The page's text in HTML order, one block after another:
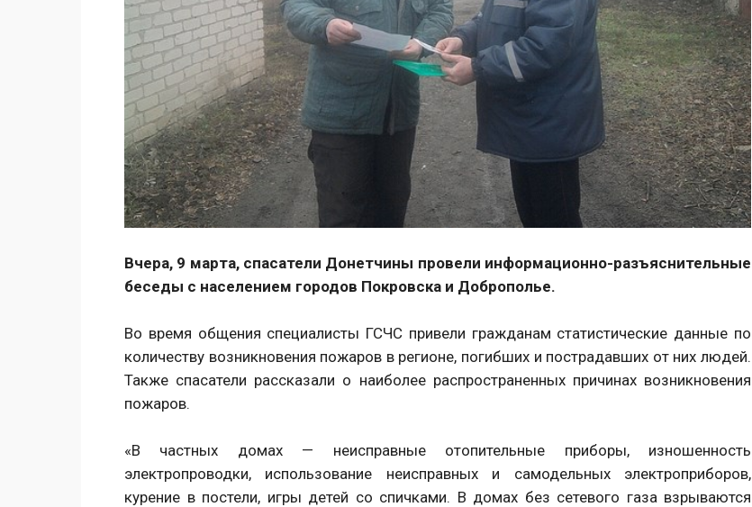
Вчера, 9 марта, спасатели Донетчины провели информационно-разъяснительные
беседы с населением городов Покровска и Доброполье.
Во время общения специалисты ГСЧС привели гражданам статистические данные по
количеству возникновения пожаров в регионе, погибших и пострадавших от них людей.
Также спасатели рассказали о наиболее распространенных причинах возникновения
пожаров.
«В частных домах — неисправные отопительные приборы, изношенность
электропроводки, использование неисправных и самодельных электроприборов,
курение в постели, игры детей со спичками. В домах без сетевого газа взрываются